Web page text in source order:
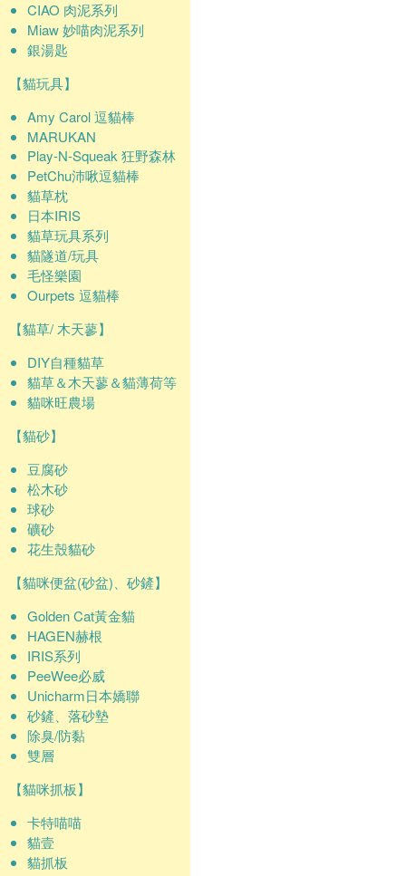
CIAO 肉泥系列
Miaw 妙喵肉泥系列
銀湯匙
【貓玩具】
Amy Carol 逗貓棒
MARUKAN
Play-N-Squeak 狂野森林
PetChu沛啾逗貓棒
貓草枕
日本IRIS
貓草玩具系列
貓隧道/玩具
毛怪樂園
Ourpets 逗貓棒
【貓草/ 木天蓼】
DIY自種貓草
貓草＆木天蓼＆貓薄荷等
貓咪旺農場
【貓砂】
豆腐砂
松木砂
球砂
礦砂
花生殼貓砂
【貓咪便盆(砂盆)、砂鏟】
Golden Cat黃金貓
HAGEN赫根
IRIS系列
PeeWee必威
Unicharm日本嬌聯
砂鏟、落砂墊
除臭/防黏
雙層
【貓咪抓板】
卡特喵喵
貓壹
貓抓板